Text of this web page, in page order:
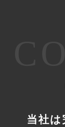
当社は